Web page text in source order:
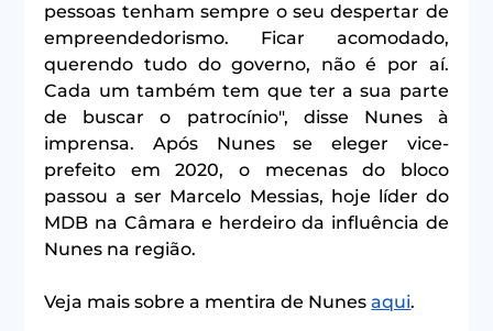
pessoas tenham sempre o seu despertar de
empreendedorismo. Ficar acomodado,
querendo tudo do governo, não é por aí.
Cada um também tem que ter a sua parte
de buscar o patrocínio", disse Nunes à
imprensa. Após Nunes se eleger vice-
prefeito em 2020, o mecenas do bloco
passou a ser Marcelo Messias, hoje líder do
MDB na Câmara e herdeiro da influência de
Nunes na região.
Veja mais sobre a mentira de Nunes aqui.